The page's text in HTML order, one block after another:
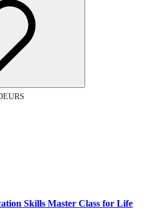
Skills Master Class for Life